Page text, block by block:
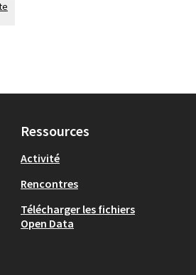
Ressources
Activité
Rencontres
Télécharger les fichiers
Open Data